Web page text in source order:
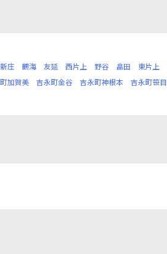
新庄 鶴海 友延 西片上 野谷 畠田 東片上
加賀美 吉永町金谷 吉永町神根本 吉永町笹目